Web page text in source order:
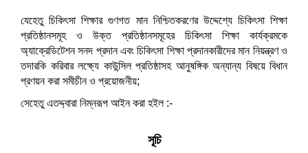
যেহেতু চিকিৎসা শিক্ষার গুণগত মান নিশ্চিতকরণের উদ্দেশ্যে চিকিৎসা শিক্ষা
প্রতিষ্ঠানসমূহ ও উক্ত প্রতিষ্ঠানসমূহের চিকিৎসা শিক্ষা কার্যক্রমকে
অ্যাক্রেডিটেশন সনদ প্রদান এবং চিকিৎসা শিক্ষা প্রদানকারীদের মান নিয়ন্ত্রণ ও
তদারকি করিবার লক্ষ্যে কাউন্সিল প্রতিষ্ঠাসহ আনুষঙ্গিক অন্যান্য বিষয়ে বিধান
প্রণয়ন করা সমীচীন ও প্রয়োজনীয়;
সেহেতু এতদ্দ্বারা নিম্নরূপ আইন করা হইল :-
সূচি